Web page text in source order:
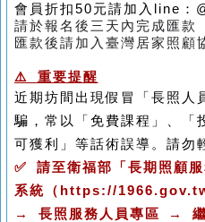
會員折扣50元請加入line：
請於報名後三天內完成匯款
匯款後請加入臺灣居家照
⚠️ 重要提醒
近期坊間出現假冒「長照人
騙，常以「免費課程」、「
可獲利」等話術誤導。請勿
✅ 請至衛福部「長期照顧
系統（https://
→ 長照服務人員專區 → 繼